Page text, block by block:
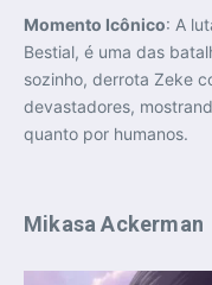
Momento Icônico: A
Bestial, é uma das
sozinho, derrota Zeke
devastadores,
quanto por humanos.
Mikasa Ackerman